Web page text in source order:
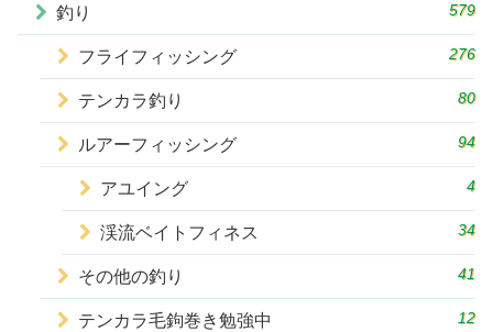
釣り 579
フライフィッシング 276
テンカラ釣り 80
ルアーフィッシング 94
アユイング 4
渓流ベイトフィネス 34
その他の釣り 41
テンカラ毛鉤巻き勉強中 12